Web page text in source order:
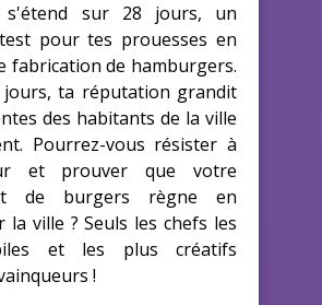
sur 28 jours, un
pour tes prouesses en
fabrication de hamburgers.
ta réputation grandit
des habitants de la ville
Pourrez-vous résister à
et prouver que votre
de burgers règne en
la ville ? Seuls les chefs les
et les plus créatifs
!